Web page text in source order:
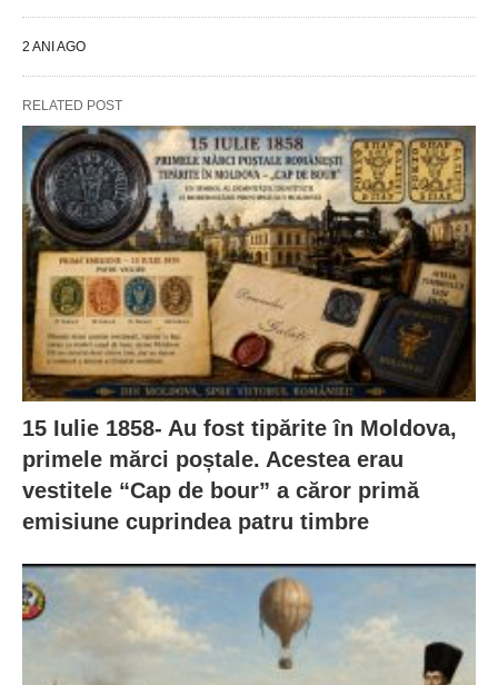
2 ANI AGO
RELATED POST
15 Iulie 1858- Au fost tipărite în Moldova,
primele mărci poștale. Acestea erau
vestitele “Cap de bour” a căror primă
emisiune cuprindea patru timbre